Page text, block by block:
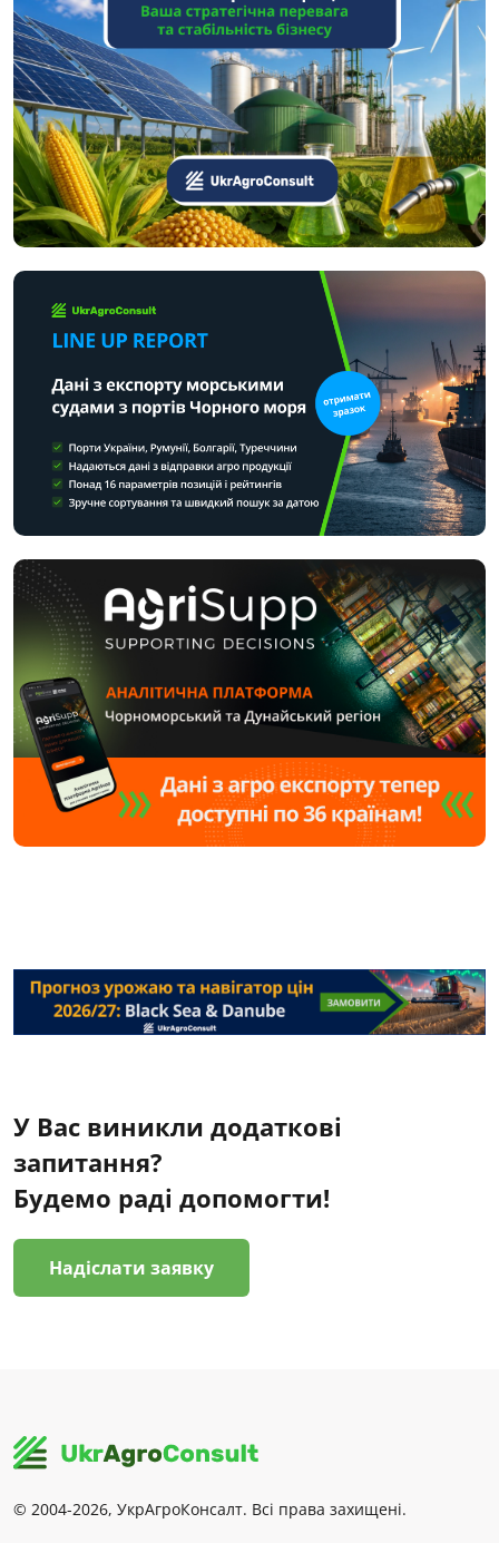
У Вас виникли додаткові
запитання?
Будемо раді допомогти!
Надіслати заявку
© 2004-2026, УкрАгроКонсалт. Всі права захищені.